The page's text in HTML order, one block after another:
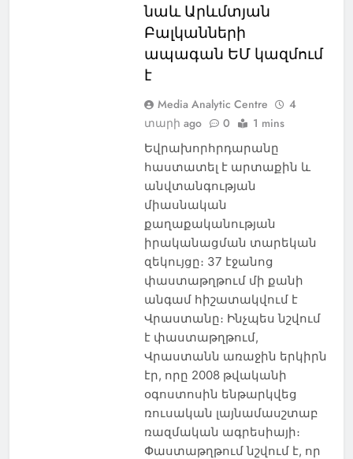
նաև Արևմտյան
Բալկանների
ապագան ԵՄ կազմում
է
Media Analytic Centre
4
տարի ago
0 1 mins
Եվրախորհրդարանը
հաստատել է արտաքին և
անվտանգության
միասնական
քաղաքականության
իրականացման տարեկան
զեկույցը։ 37 էջանոց
փաստաթղթում մի քանի
անգամ հիշատակվում է
Վրաստանը։ Ինչպես նշվում
է փաստաթղթում,
Վրաստանն առաջին երկիրն
էր, որը 2008 թվականի
օգոստոսին ենթարկվեց
ռուսական լայնամասշտաբ
ռազմական ագրեսիայի։
Փաստաթղթում նշվում է, որ